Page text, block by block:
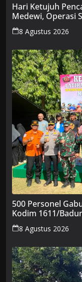
Hari Ketujuh
Medewi, Operasi
8 Agustus 2026
500 Personel
Kodim 1611/
Kesiapsiagaan
8 Agustus 2026